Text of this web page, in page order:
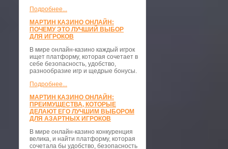
Подробнее...
МАРТИН КАЗИНО ОНЛАЙН:
ПОЧЕМУ ЭТО ЛУЧШИЙ ВЫБОР
ДЛЯ ИГРОКОВ
В мире онлайн-казино каждый игрок
ищет платформу, которая сочетает в
себе безопасность, удобство,
разнообразие игр и щедрые бонусы.
Подробнее...
МАРТИН КАЗИНО ОНЛАЙН:
ПРЕИМУЩЕСТВА, КОТОРЫЕ
ДЕЛАЮТ ЕГО ЛУЧШИМ ВЫБОРОМ
ДЛЯ АЗАРТНЫХ ИГРОКОВ
В мире онлайн-казино конкуренция
велика, и найти платформу, которая
сочетала бы удобство, безопасность